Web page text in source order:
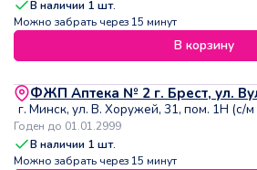
В наличии 1 шт.
Можно забрать через 15 минут
В корзину
ФЖП Аптека № 2 г. Брест, ул.
г. Минск, ул. В. Хоружей, 31, пом. 1Н (с/м
Годен до 01.01.2999
В наличии 1 шт.
Можно забрать через 15 минут